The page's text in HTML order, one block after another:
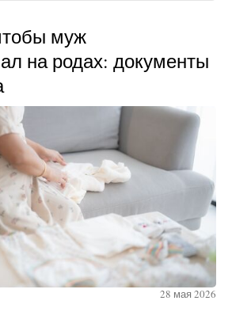
муж
на родах: документы
28 мая 2026